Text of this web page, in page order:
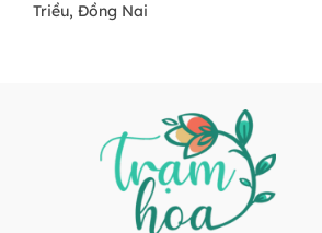
Triều, Đồng Nai